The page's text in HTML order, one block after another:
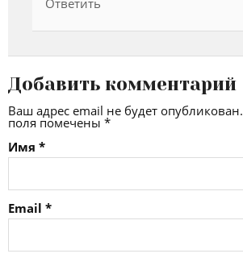
Добавить комментарий
Ваш адрес email не будет опубликован.
поля помечены *
Имя *
Email *